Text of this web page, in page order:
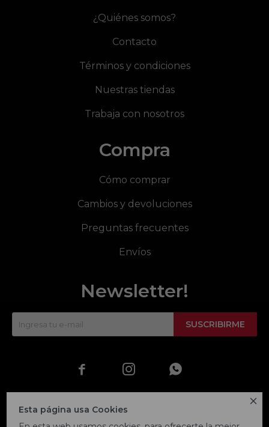

Esta página usa Cookies
¿Quiénes somos?
Contacto
Términos y condiciones
Nuestras tiendas
Trabaja con nosotros
Compra
Cómo comprar
Cambios y devoluciones
Preguntas frecuentes
Envíos
Newsletter!
SUSCRIBIRME
  